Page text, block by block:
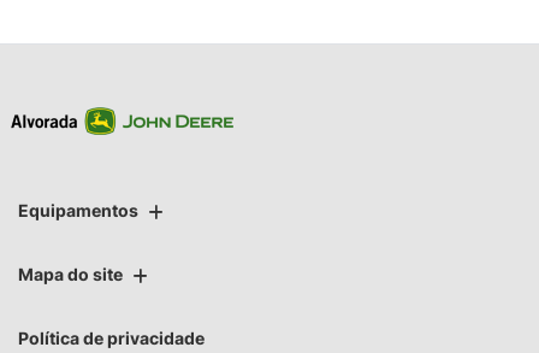
Equipamentos
Mapa do site
Política de privacidade